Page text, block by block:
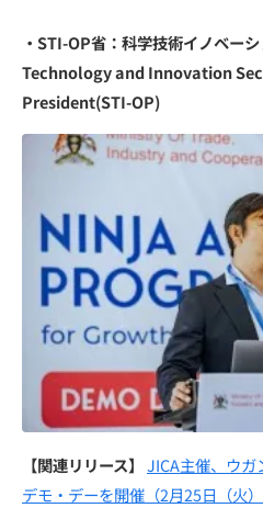
・ STI-OP省 ：科学技術イノベー
Technology and Innovation
President(STI-OP)
【関連リリース】 JICA主催、ウガ
デモ・デーを開催（2月25日（火